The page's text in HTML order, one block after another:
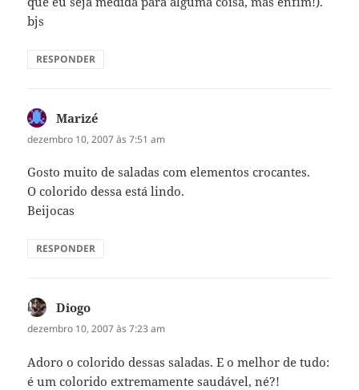
bjs
RESPONDER
Marizé
dezembro 10, 2007 às 7:51 am
Gosto muito de saladas com elementos crocantes.
O colorido dessa está lindo.
Beijocas
RESPONDER
Diogo
dezembro 10, 2007 às 7:23 am
Adoro o colorido dessas saladas. E o melhor de tudo:
é um colorido extremamente saudável, né?!